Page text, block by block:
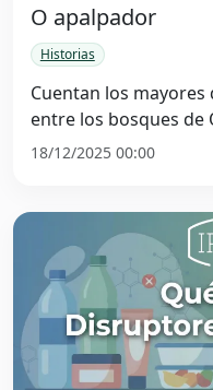
O apalpador
Historias
Cuentan los
entre los bosques de
18/12/2025 00:00